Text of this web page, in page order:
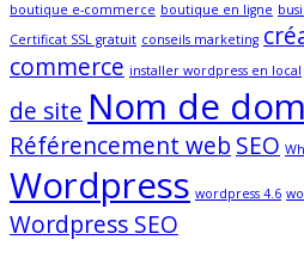
boutique e-commerce boutique en ligne
Certificat SSL gratuit conseils marketing
commerce installer wordpress en local
de site Nom de
Référencement web SEO
Wordpress wordpress 4.6
Wordpress SEO